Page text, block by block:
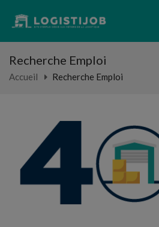
Recherche Emploi
Accueil Recherche Emploi